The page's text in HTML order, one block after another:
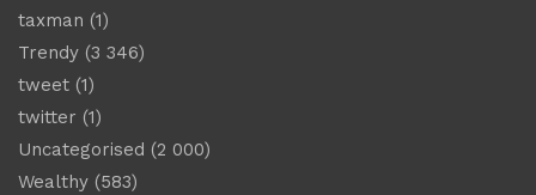
taxman (1)
Trendy (3 346)
tweet (1)
twitter (1)
Uncategorised (2 000)
Wealthy (583)